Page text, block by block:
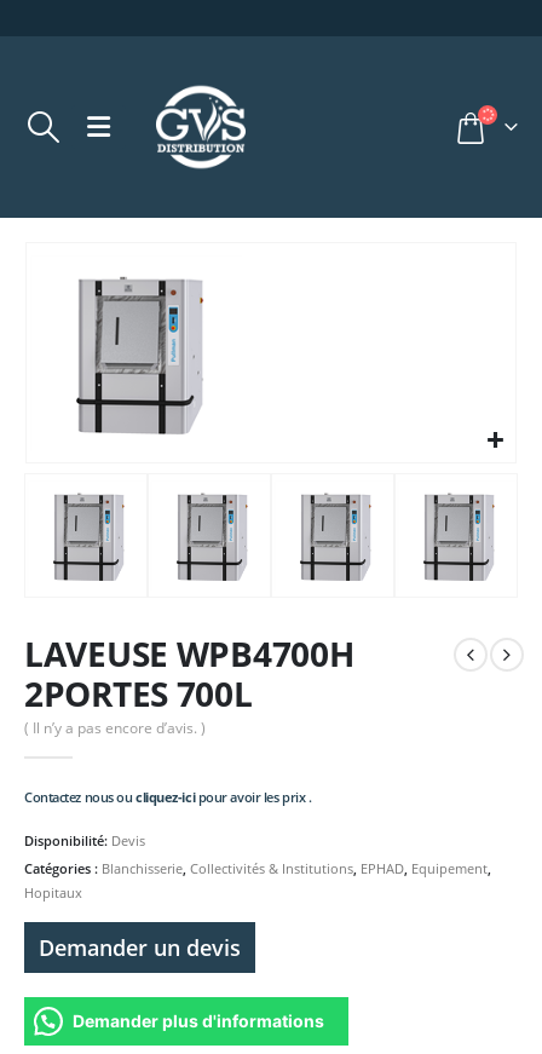
LAVEUSE WPB4700H
2PORTES 700L
( Il n’y a pas encore d’avis. )
Contactez nous ou cliquez-icipour avoir les prix .
Disponibilité: Devis
Catégories : Blanchisserie, Collectivités & Institutions, EPHAD, Equipement,
Hopitaux
Demander un devis
Demander plus d'informations